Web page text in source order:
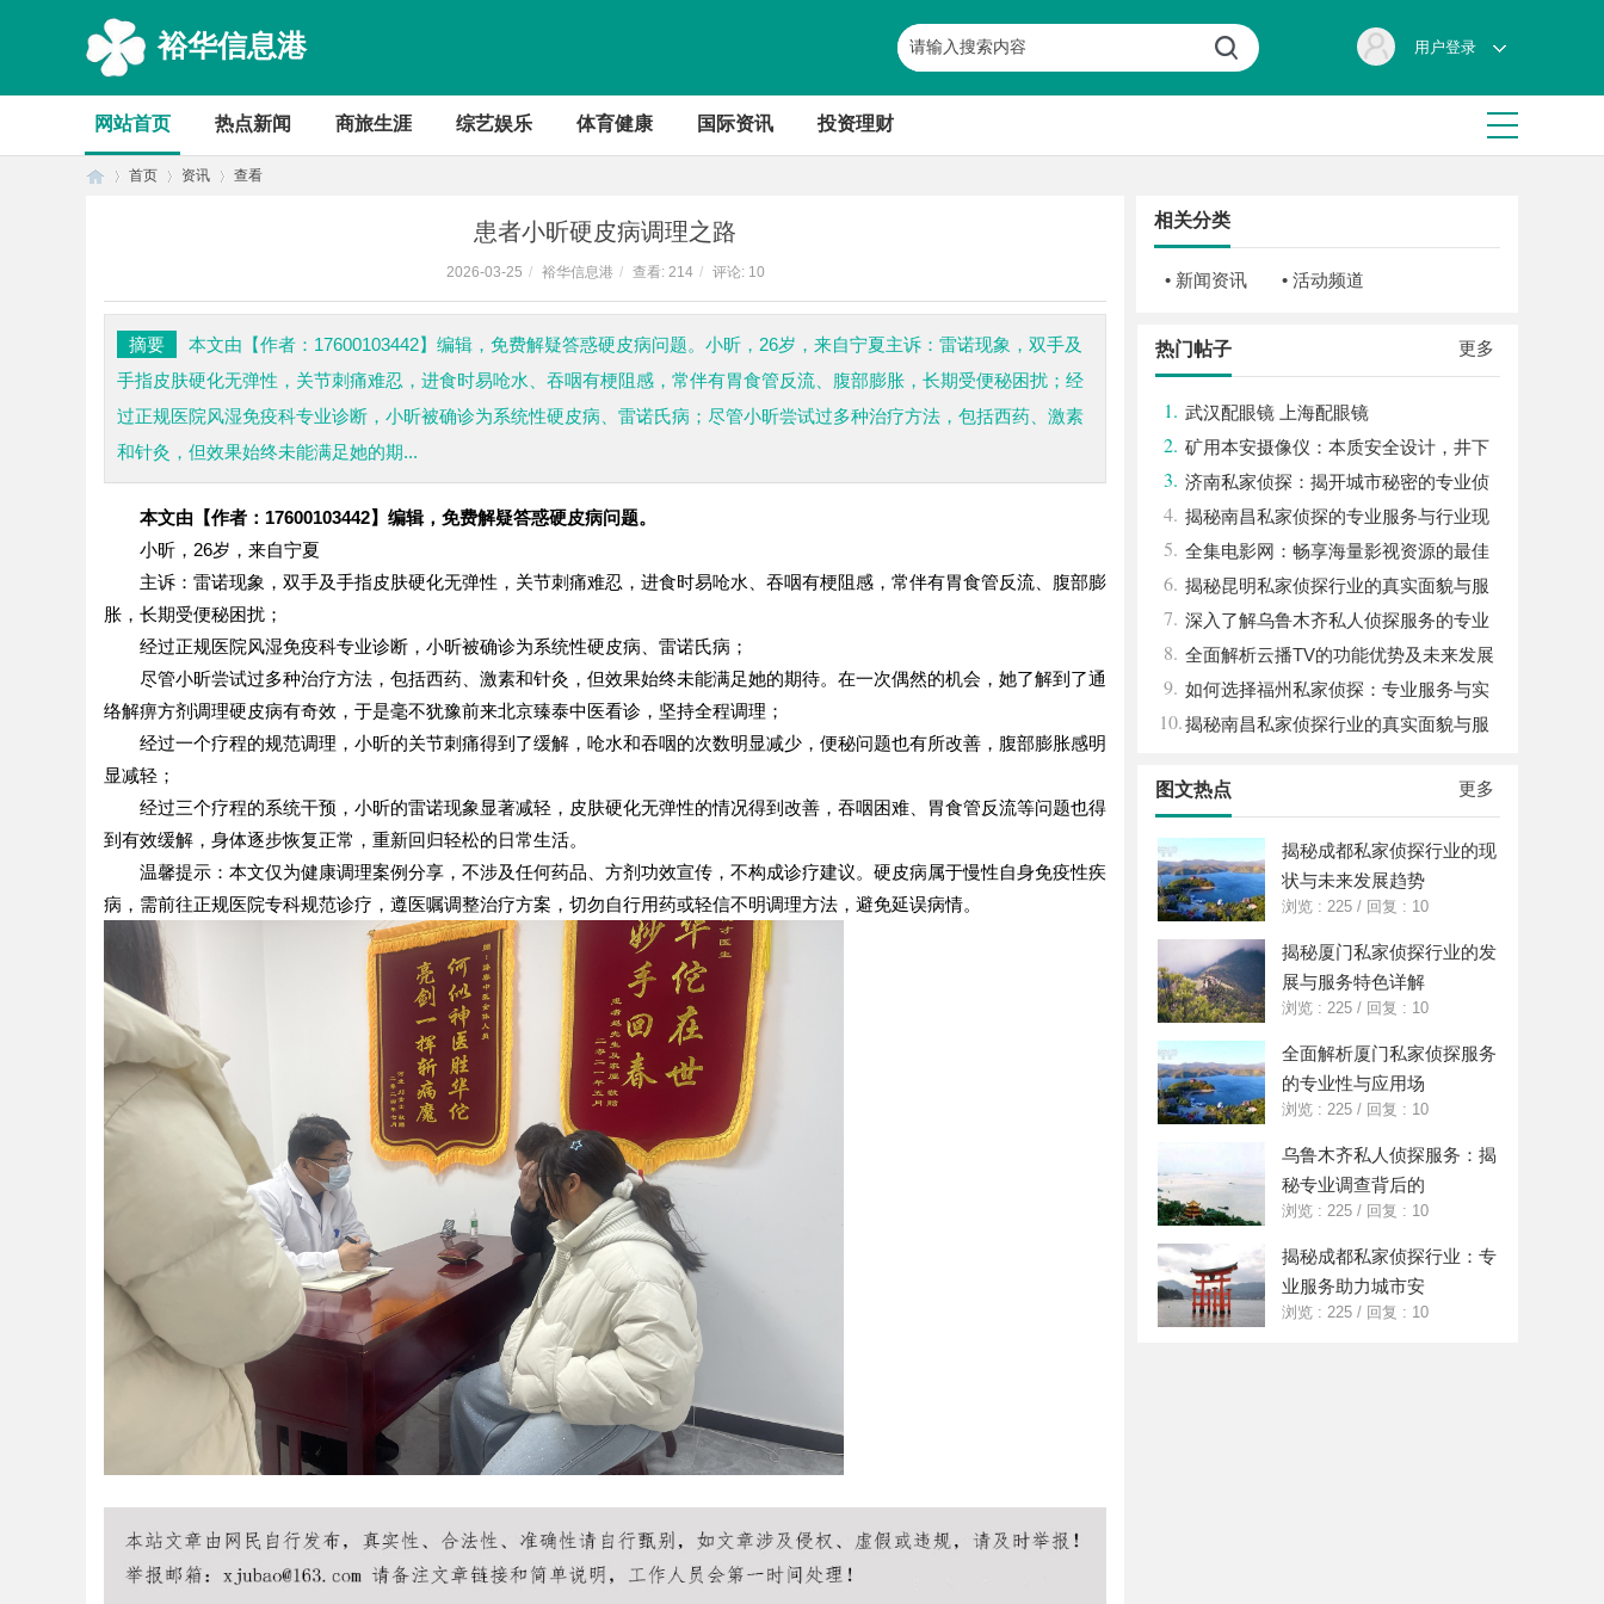
裕华信息港 用户登录
网站首页 热点新闻 商旅生涯 综艺娱乐 体育健康 国际资讯 投资理财
首页 资讯 查看
患者小昕硬皮病调理之路
2026-03-25 / 裕华信息港 / 查看: 214 / 评论: 10
摘要
本文由【作者：17600103442】编辑，免费解疑答惑硬皮病问题。小昕，26岁，来自宁夏主诉：雷诺现象，双手及
手指皮肤硬化无弹性，关节刺痛难忍，进食时易呛水、吞咽有梗阻感，常伴有胃食管反流、腹部膨胀，长期受便秘困扰；经
过正规医院风湿免疫科专业诊断，小昕被确诊为系统性硬皮病、雷诺氏病；尽管小昕尝试过多种治疗方法，包括西药、激素
和针灸，但效果始终未能满足她的期...
本文由【作者：17600103442】编辑，免费解疑答惑硬皮病问题。
小昕，26岁，来自宁夏
主诉：雷诺现象，双手及手指皮肤硬化无弹性，关节刺痛难忍，进食时易呛水、吞咽有梗阻感，常伴有胃食管反流、腹部膨
胀，长期受便秘困扰；
经过正规医院风湿免疫科专业诊断，小昕被确诊为系统性硬皮病、雷诺氏病；
尽管小昕尝试过多种治疗方法，包括西药、激素和针灸，但效果始终未能满足她的期待。在一次偶然的机会，她了解到了通
络解痹方剂调理硬皮病有奇效，于是毫不犹豫前来北京臻泰中医看诊，坚持全程调理；
经过一个疗程的规范调理，小昕的关节刺痛得到了缓解，呛水和吞咽的次数明显减少，便秘问题也有所改善，腹部膨胀感明
显减轻；
经过三个疗程的系统干预，小昕的雷诺现象显著减轻，皮肤硬化无弹性的情况得到改善，吞咽困难、胃食管反流等问题也得
到有效缓解，身体逐步恢复正常，重新回归轻松的日常生活。
温馨提示：本文仅为健康调理案例分享，不涉及任何药品、方剂功效宣传，不构成诊疗建议。硬皮病属于慢性自身免疫性疾
病，需前往正规医院专科规范诊疗，遵医嘱调整治疗方案，切勿自行用药或轻信不明调理方法，避免延误病情。
相关分类
• 新闻资讯 • 活动频道
更多
热门帖子
1. 武汉配眼镜 上海配眼镜
2. 矿用本安摄像仪：本质安全设计，井下
高危区域放心用
3. 济南私家侦探：揭开城市秘密的专业侦
查服务
4. 揭秘南昌私家侦探的专业服务与行业现
状全面解析
5. 全集电影网：畅享海量影视资源的最佳
选择
6. 揭秘昆明私家侦探行业的真实面貌与服
务价值
7. 深入了解乌鲁木齐私人侦探服务的专业
性与应用领域
8. 全面解析云播TV的功能优势及未来发展
前景
9. 如何选择福州私家侦探：专业服务与实
用指南详解
10.揭秘南昌私家侦探行业的真实面貌与服
更多
图文热点
揭秘成都私家侦探行业的现
状与未来发展趋势
浏览 : 225 / 回复 : 10
揭秘厦门私家侦探行业的发
展与服务特色详解
浏览 : 225 / 回复 : 10
全面解析厦门私家侦探服务
的专业性与应用场
浏览 : 225 / 回复 : 10
乌鲁木齐私人侦探服务：揭
秘专业调查背后的
浏览 : 225 / 回复 : 10
揭秘成都私家侦探行业：专
业服务助力城市安
浏览 : 225 / 回复 : 10